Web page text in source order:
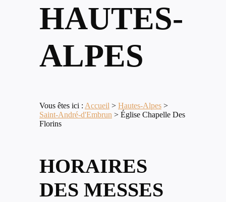
HAUTES-
ALPES
Vous êtes ici : Accueil > Hautes-Alpes >
Saint-André-d'Embrun > Église Chapelle Des
Florins
HORAIRES
DES MESSES